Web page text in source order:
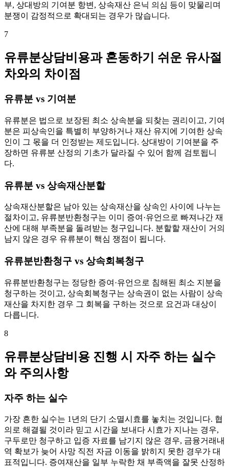
부, 상대방의 기여분 항변, 상속재산 은닉 의심 등이 맞물리며
분쟁이 감정적으로 확대되는 경우가 많습니다.
7
유류분상담비용과 혼동하기 쉬운 유사절
차와의 차이점
유류분 vs 기여분
유류분은 법으로 보장된 최소 상속분을 되찾는 권리이고, 기여
분은 피상속인을 특별히 부양하거나 재산 유지에 기여한 상속
인이 그 몫을 더 인정받는 제도입니다. 상대방이 기여분을 주
장하면 유류분 산정의 기초가 달라질 수 있어 함께 검토됩니
다.
유류분 vs 상속재산분할
상속재산분할은 남아 있는 상속재산을 상속인 사이에 나누는
절차이고, 유류분반환청구는 이미 증여·유언으로 빠져나간 재
산에 대해 부족분을 돌려받는 청구입니다. 분할할 재산이 거의
남지 않은 경우 유류분이 핵심 쟁점이 됩니다.
유류분반환청구 vs 상속회복청구
유류분반환청구는 정당한 증여·유언으로 침해된 최소 지분을
청구하는 것이고, 상속회복청구는 상속권이 없는 사람이 상속
재산을 차지한 경우 그 회복을 구하는 것으로 요건과 대상이
다릅니다.
8
유류분상담비용 진행 시 자주 하는 실수
와 주의사항
자주 하는 실수
가장 흔한 실수는 1년의 단기 소멸시효를 놓치는 것입니다. 협
의로 해결될 것이라 믿고 시간을 보내다 시효가 지나는 경우,
구두로만 청구하고 입증 자료를 남기지 않은 경우, 금융거래내
역 확보가 늦어 사망 직전 자금 이동을 밝히지 못한 경우가 대
표적입니다. 증여재산을 일부 누락한 채 부족액을 잘못 산정하